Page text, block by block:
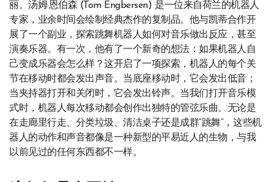
丽。汤姆·恩伯森 (Tom Engbersen) 是一位来自荷兰的机器人
专家，业余时间会绘制经典杰作的复制品。他与凯蒂合作开
展了一个副业，探索跳舞机器人如何对音乐做出反应，甚至
演奏乐器。有一次，他有了一个新奇的想法：如果机器人自
己变成乐器会怎么样？这开启了一项探索，机器人的每个关
节在移动时都会发出声音。当底座移动时，它会发出低音；
当夹持器打开和关闭时，它会发出铃声。当我们打开音乐模
式时，机器人每次移动都会创作出独特的管弦乐曲。无论是
在走廊里行走、分类垃圾、清洁桌子还是成群“跳舞”，这些机
器人的动作和声音都像是一种新型的平易近人的生物，与我
以前见过的任何东西都不一样。